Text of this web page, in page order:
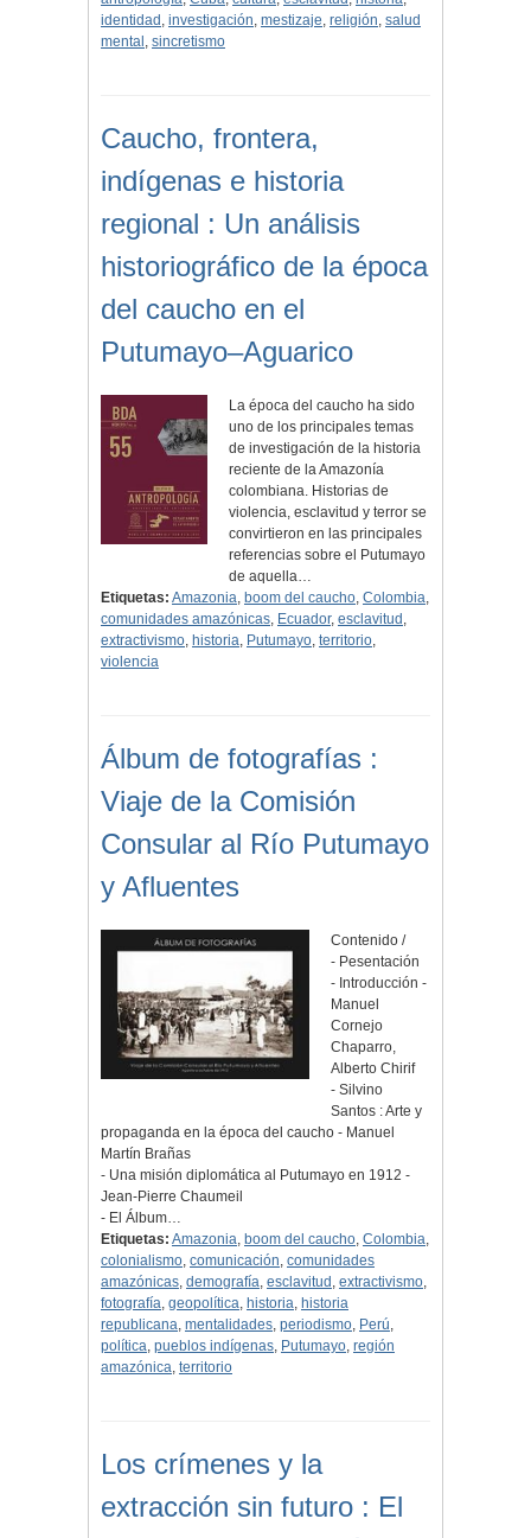
identidad , investigación, mestizaje, religión, salud
mental , sincretismo
Caucho, frontera,
indígenas e historia
regional : Un análisis
historiográfico de la época
del caucho en el
Putumayo–Aguarico
La época del caucho ha sido
uno de los principales temas
de investigación de la historia
reciente de la Amazonía
colombiana. Historias de
violencia, esclavitud y terror se
convirtieron en las principales
referencias sobre el Putumayo
de aquella…
Etiquetas: Amazonia, boom del caucho, Colombia,
comunidades amazónicas, Ecuador, esclavitud ,
extractivismo, historia, Putumayo, territorio,
violencia
Álbum de fotografías :
Viaje de la Comisión
Consular al Río Putumayo
y Afluentes
Contenido /
- Pesentación
- Introducción -
Manuel
Cornejo
Chaparro,
Alberto Chirif
- Silvino
Santos : Arte y
propaganda en la época del caucho - Manuel
Martín Brañas
- Una misión diplomática al Putumayo en 1912 -
Jean-Pierre Chaumeil
- El Álbum…
Etiquetas: Amazonia, boom del caucho, Colombia,
colonialismo, comunicación, comunidades
amazónicas, demografía, esclavitud , extractivismo,
fotografía, geopolítica, historia, historia
republicana, mentalidades, periodismo, Perú,
política, pueblos indígenas, Putumayo, región
amazónica, territorio
Los crímenes y la
extracción sin futuro : El